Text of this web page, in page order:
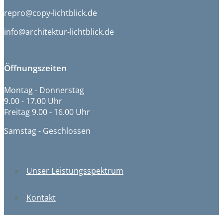
repro@copy-lichtblick.de
info@architektur-lichtblick.de
Öffnungszeiten
Montag - Donnerstag
9.00 - 17.00 Uhr
Freitag 9.00 - 16.00 Uhr
Samstag - Geschlossen
Unser Leistungsspektrum
Kontakt